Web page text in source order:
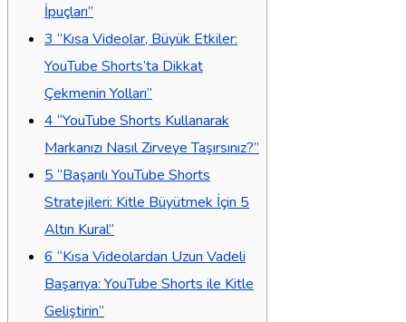
İpuçları”
3 “Kısa Videolar, Büyük Etkiler:
YouTube Shorts’ta Dikkat
Çekmenin Yolları”
4 “YouTube Shorts Kullanarak
Markanızı Nasıl Zirveye Taşırsınız?”
5 “Başarılı YouTube Shorts
Stratejileri: Kitle Büyütmek İçin 5
Altın Kural”
6 “Kısa Videolardan Uzun Vadeli
Başarıya: YouTube Shorts ile Kitle
Geliştirin”